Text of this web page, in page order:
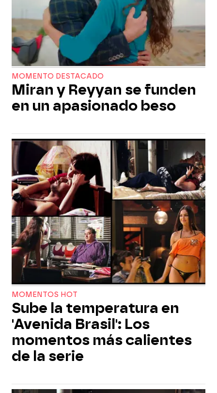
MOMENTO DESTACADO
Miran y Reyyan se funden
en un apasionado beso
MOMENTOS HOT
Sube la temperatura en
'Avenida Brasil': Los
momentos más calientes
de la serie